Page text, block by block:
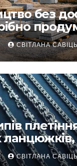
без
на
СВІТЛАНА
ланцюжків,
СВІТЛАНА